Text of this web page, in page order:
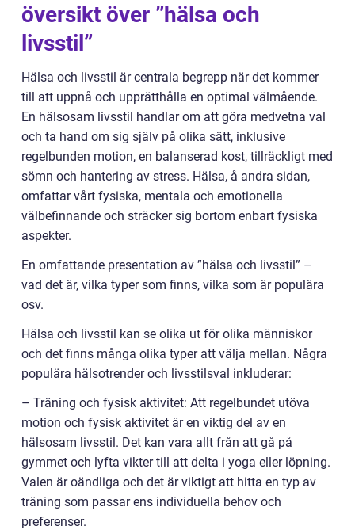
översikt över ”hälsa och
livsstil”
Hälsa och livsstil är centrala begrepp när det kommer
till att uppnå och upprätthålla en optimal välmående.
En hälsosam livsstil handlar om att göra medvetna val
och ta hand om sig själv på olika sätt, inklusive
regelbunden motion, en balanserad kost, tillräckligt med
sömn och hantering av stress. Hälsa, å andra sidan,
omfattar vårt fysiska, mentala och emotionella
välbefinnande och sträcker sig bortom enbart fysiska
aspekter.
En omfattande presentation av ”hälsa och livsstil” –
vad det är, vilka typer som finns, vilka som är populära
osv.
Hälsa och livsstil kan se olika ut för olika människor
och det finns många olika typer att välja mellan. Några
populära hälsotrender och livsstilsval inkluderar:
– Träning och fysisk aktivitet: Att regelbundet utöva
motion och fysisk aktivitet är en viktig del av en
hälsosam livsstil. Det kan vara allt från att gå på
gymmet och lyfta vikter till att delta i yoga eller löpning.
Valen är oändliga och det är viktigt att hitta en typ av
träning som passar ens individuella behov och
preferenser.